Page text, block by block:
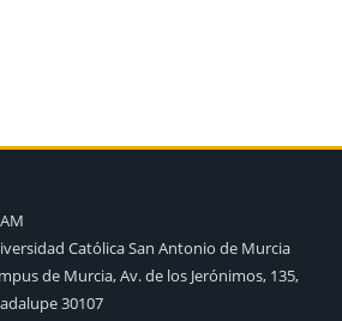
Católica San Antonio de Murcia
de Murcia, Av. de los Jerónimos, 135,
30107